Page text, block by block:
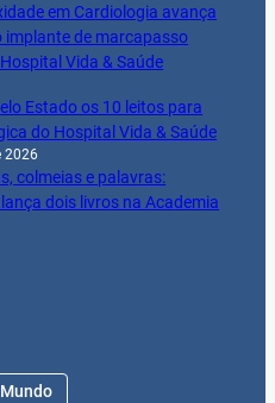
em Cardiologia avança
implante de marcapasso
Vida & Saúde
Estado os 10 leitos para
do Hospital Vida & Saúde
2026
colmeias e palavras:
dois livros na Academia